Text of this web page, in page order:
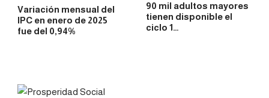
Variación mensual del
IPC en enero de 2025
fue del 0,94%
90 mil adultos mayores
tienen disponible el
ciclo 1…